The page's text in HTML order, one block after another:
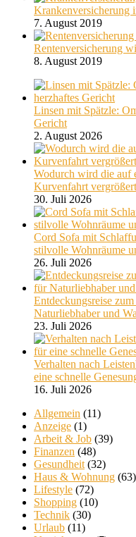
Krankenversicherung
7. August 2019
Rentenversicherung
8. August 2019
Linsen mit Spätzle:
Gericht
2. August 2026
Wodurch wird die auf
Kurvenfahrt
30. Juli 2026
Cord Sofa mit
stilvolle Wohnräume
26. Juli 2026
Entdeckungsreise
Naturliebhaber und
23. Juli 2026
Verhalten nach
eine schnelle
16. Juli 2026
Allgemein (11)
Anzeige (1)
Arbeit & Job (39)
Finanzen (48)
Gesundheit (32)
Haus & Wohnung (63)
Lifestyle (72)
Shopping (10)
Technik (30)
Urlaub (11)